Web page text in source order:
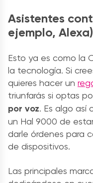
Asistentes
ejemplo, Alexa)
Esto ya es como la
la tecnología. Si
quieres hacer un
triunfarás si optas
por voz. Es algo así
un Hal 9000 de
darle órdenes para
de dispositivos.
Las principales